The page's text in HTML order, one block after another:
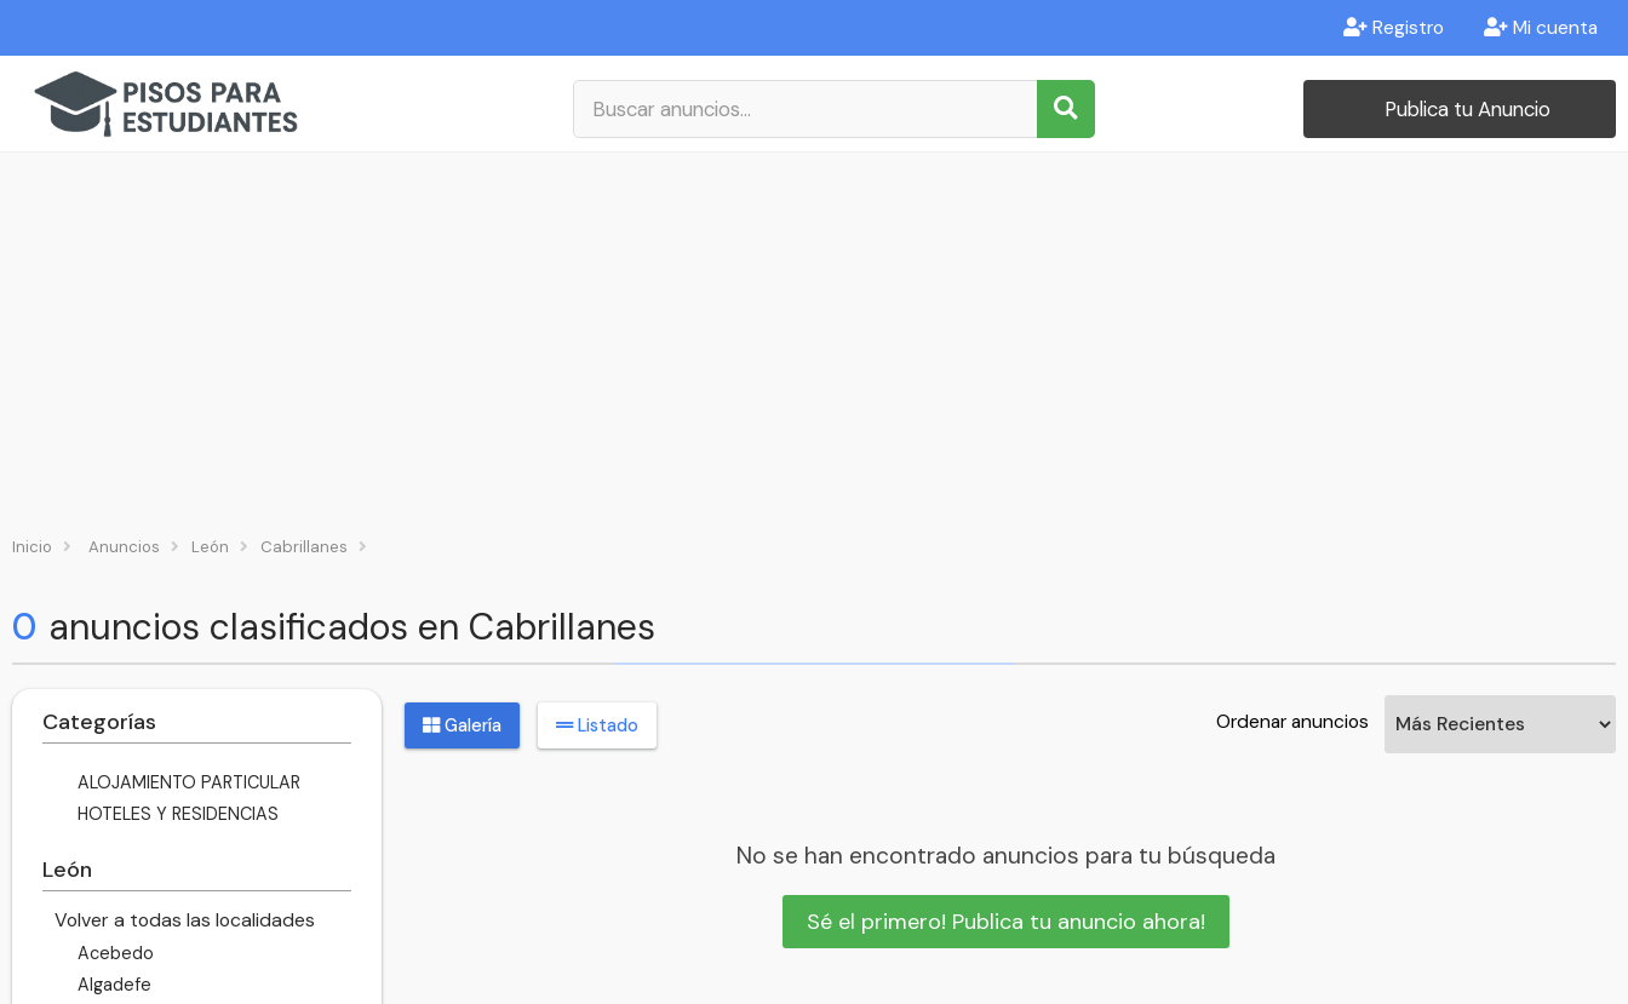
Registro Mi cuenta
Publica tu Anuncio
Inicio Anuncios León Cabrillanes
0 anuncios clasificados en Cabrillanes
Categorías
ALOJAMIENTO PARTICULAR
HOTELES Y RESIDENCIAS
León
Volver a todas las localidades
Acebedo
Algadefe
Galería Listado Ordenar anuncios
No se han encontrado anuncios para tu búsqueda
Sé el primero! Publica tu anuncio ahora!